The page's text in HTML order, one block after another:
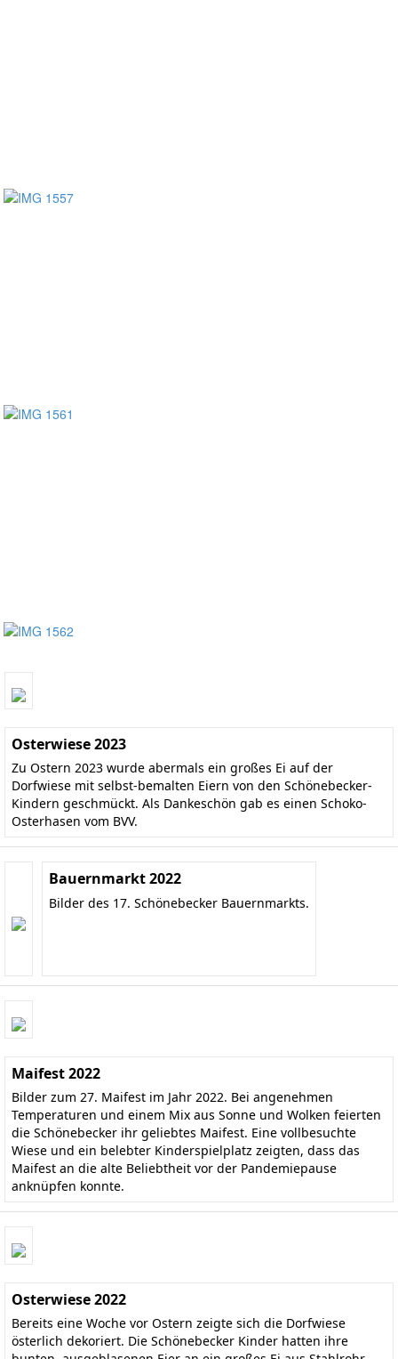
Osterwiese 2023
Zu Ostern 2023 wurde abermals ein großes Ei auf der
Dorfwiese mit selbst-bemalten Eiern von den Schönebecker-
Kindern geschmückt. Als Dankeschön gab es einen Schoko-
Osterhasen vom BVV.
Bauernmarkt 2022
Bilder des 17. Schönebecker Bauernmarkts.
Maifest 2022
Bilder zum 27. Maifest im Jahr 2022. Bei angenehmen
Temperaturen und einem Mix aus Sonne und Wolken feierten
die Schönebecker ihr geliebtes Maifest. Eine vollbesuchte
Wiese und ein belebter Kinderspielplatz zeigten, dass das
Maifest an die alte Beliebtheit vor der Pandemiepause
anknüpfen konnte.
Osterwiese 2022
Bereits eine Woche vor Ostern zeigte sich die Dorfwiese
österlich dekoriert. Die Schönebecker Kinder hatten ihre